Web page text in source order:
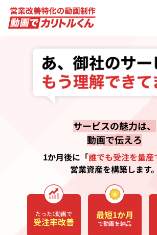
サービスの魅力は、
動画で伝えろ
1か月後に「誰でも受注を量産
営業資産を構築します。
たった1動画で
受注率改善
最短1か月
で動画を納品